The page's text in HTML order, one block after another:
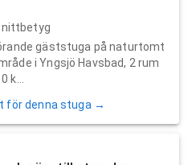
gäststuga på naturtomt
i Yngsjö Havsbad, 2 rum
k...
för denna stuga →